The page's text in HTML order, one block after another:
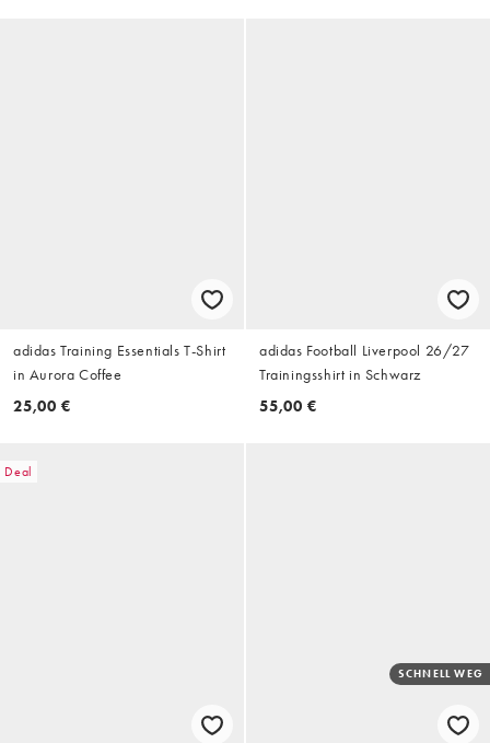
adidas Training Essentials T-Shirt
in Aurora Coffee
25,00 €
adidas Football Liverpool 26/27
Trainingsshirt in Schwarz
55,00 €
Deal
SCHNELL WEG